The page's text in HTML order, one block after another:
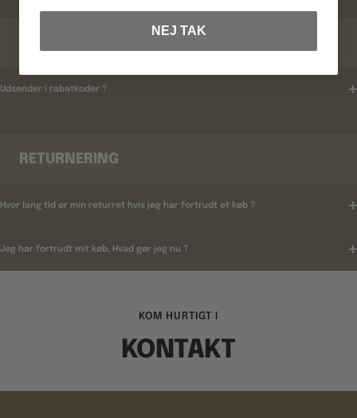
Udsender i rabatkoder ?
RETURNERING
Hvor lang tid er min returret hvis jeg har fortrudt et køb ?
Jeg har fortrudt mit køb, Hvad gør jeg nu ?
KOM HURTIGT I
KONTAKT
NEJ TAK